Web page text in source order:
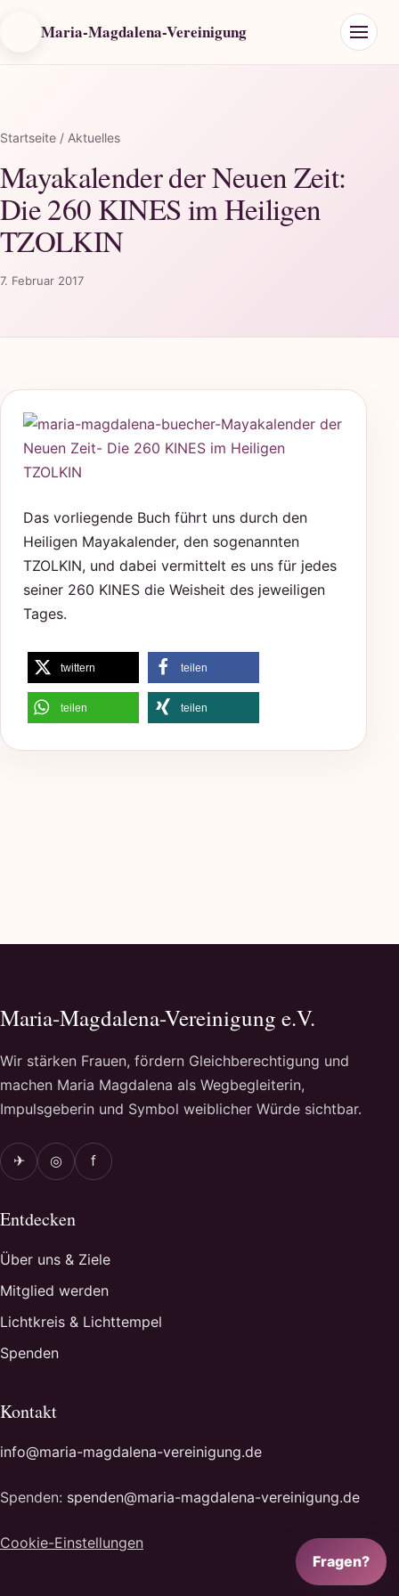
Maria-Magdalena-Vereinigung
Startseite / Aktuelles
Mayakalender der Neuen Zeit:
Die 260 KINES im Heiligen
TZOLKIN
7. Februar 2017
Das vorliegende Buch führt uns durch den
Heiligen Mayakalender, den sogenannten
TZOLKIN, und dabei vermittelt es uns für jedes
seiner 260 KINES die Weisheit des jeweiligen
Tages.
twittern teilen
teilen teilen
Maria-Magdalena-Vereinigung e.V.
Wir stärken Frauen, fördern Gleichberechtigung und
machen Maria Magdalena als Wegbegleiterin,
Impulsgeberin und Symbol weiblicher Würde sichtbar.
✈ ◎ f
Entdecken
Über uns & Ziele
Mitglied werden
Lichtkreis & Lichttempel
Spenden
Kontakt
info@maria-magdalena-vereinigung.de
Spenden: spenden@maria-magdalena-vereinigung.de
Cookie-Einstellungen
Fragen?